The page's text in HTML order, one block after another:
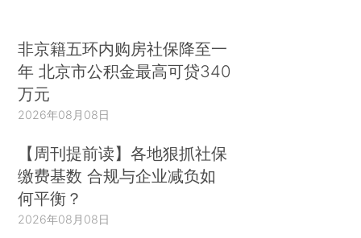
非京籍五环内购房社保降至一
年 北京市公积金最高可贷340
万元
2026年08月08日
【周刊提前读】各地狠抓社保
缴费基数 合规与企业减负如
何平衡？
2026年08月08日